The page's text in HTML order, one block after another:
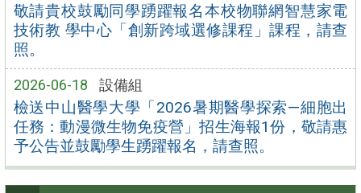
敬請貴校鼓勵同學踴躍報名本校物聯網智慧家電
技術教 學中心「創新跨域選修課程」課程，請查
照。
2026-06-18 設備組
檢送中山醫學大學「2026暑期醫學探索—細胞出
任務：動漫微生物免疫營」招生海報1份，敬請惠
予公告並鼓勵學生踴躍報名，請查照。